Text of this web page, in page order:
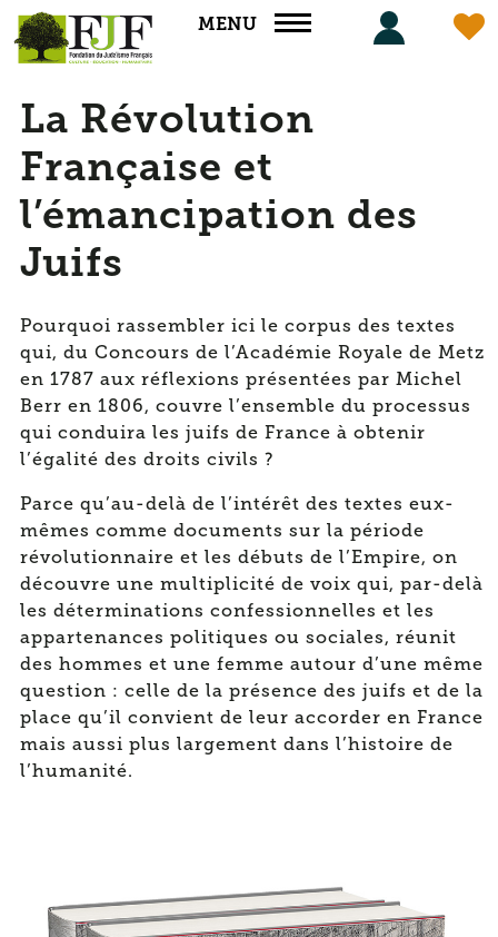
MENU
La Révolution
Française et
l’émancipation des
Juifs
Pourquoi rassembler ici le corpus des textes
qui, du Concours de l’Académie Royale de Metz
en 1787 aux réflexions présentées par Michel
Berr en 1806, couvre l’ensemble du processus
qui conduira les juifs de France à obtenir
l’égalité des droits civils ?
Parce qu’au-delà de l’intérêt des textes eux-
mêmes comme documents sur la période
révolutionnaire et les débuts de l’Empire, on
découvre une multiplicité de voix qui, par-delà
les déterminations confessionnelles et les
appartenances politiques ou sociales, réunit
des hommes et une femme autour d’une même
question : celle de la présence des juifs et de la
place qu’il convient de leur accorder en France
mais aussi plus largement dans l’histoire de
l’humanité.
Panneau de gestion des cookies